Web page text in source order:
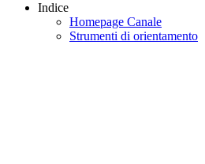
Indice
Homepage Canale
Strumenti di orientamento